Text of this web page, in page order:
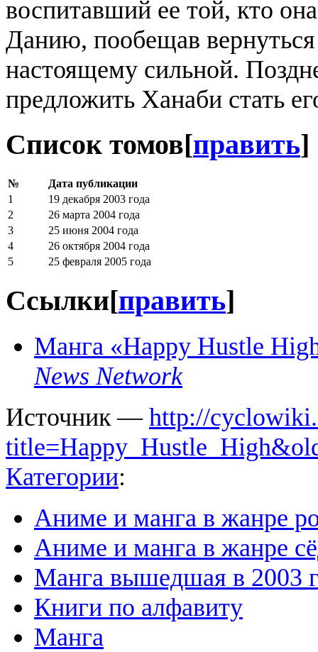
воспитавший ее той, кто
Данию, пообещав вернуться
настоящему сильной.
предложить Ханаби стать
Список томов[править]
№
Дата публикации
1
19 декабря 2003 года
2
26 марта 2004 года
3
25 июня 2004 года
4
26 октября 2004 года
5
25 февраля 2005 года
Ссылки[править]
Манга «Happy Hustle
News Network
Источник — http://
Категории:
Аниме и манга в жанре
Аниме и манга в жанре
Манга вышедшая в 2003
Книги по алфавиту
Манга